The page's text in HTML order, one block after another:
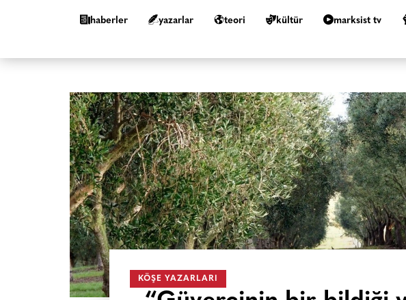
haberler yazarlar teori kültür marksist tv
KÖŞE YAZARLARI